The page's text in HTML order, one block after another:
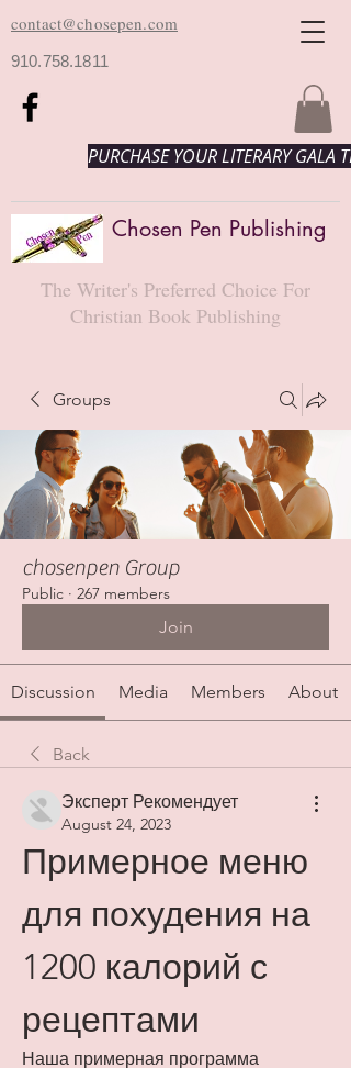
contact@chosepen.com
910.758.1811
PURCHASE YOUR LITERARY GALA
Chosen Pen Publishing
The Writer's Preferred Choice For
Christian Book Publishing
Groups
chosenpen Group
Public · 267 members
Join
Discussion Media Members About
Back
Эксперт Рекомендует
August 24, 2023
Примерное меню
для похудения на
1200 калорий с
рецептами
Наша примерная программа